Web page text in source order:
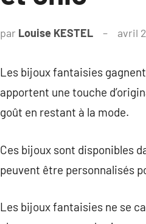
par Louise KESTEL avril
Les bijoux fantaisies
apportent une touche
goût en restant à la mode.
Ces bijoux sont disponibles
peuvent être personnalisés
Les bijoux fantaisies ne se